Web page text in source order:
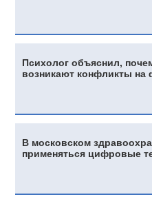
Психолог объяснил,
возникают конфликты на
В московском
применяться цифровые